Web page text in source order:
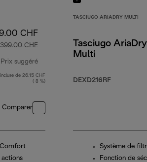
CHF
399.00 CHF
Prix suggéré
prix original 399.00 CHF
incluse de 26.15 CHF
( 8 %)
Comparer
TASCIUGO ARIADRY MULTI
Tasciugo AriaDry
Multi
DEXD216RF
Système de
Fonction de